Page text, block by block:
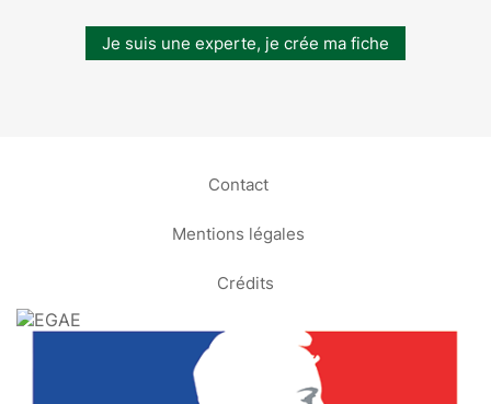
Je suis une experte, je crée ma fiche
Contact
Mentions légales
Crédits